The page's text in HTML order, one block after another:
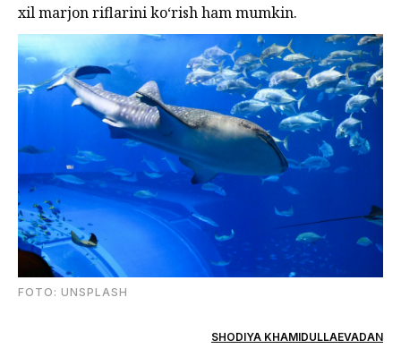
xil marjon riflarini koʻrish ham mumkin.
FOTO: UNSPLASH
SHODIYA KHAMIDULLAEVADAN